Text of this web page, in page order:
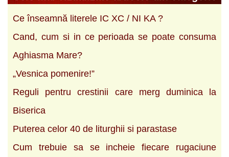
Ce înseamnă literele IC XC / NI KA ?
Cand, cum si in ce perioada se poate consuma
Aghiasma Mare?
„Vesnica pomenire!”
Reguli pentru crestinii care merg duminica la
Biserica
Puterea celor 40 de liturghii si parastase
Cum trebuie sa se incheie fiecare rugaciune